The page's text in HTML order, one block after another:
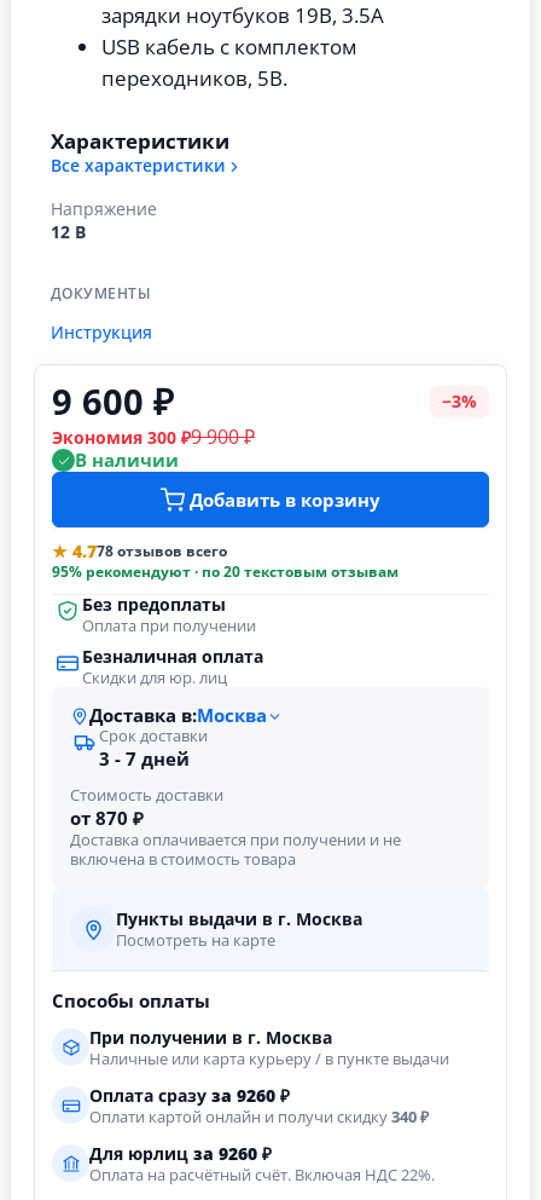
зарядки ноутбуков 19В, 3.5А
USB кабель с комплектом
переходников, 5В.
Характеристики
Все характеристики
Напряжение
12 В
ДОКУМЕНТЫ
Инструкция
9 600 ₽ −3%
9 900 ₽
Экономия 300 ₽
В наличии
Добавить в корзину
★ 4.778 отзывов всего
95% рекомендуют · по 20 текстовым отзывам
Без предоплаты
Оплата при получении
Безналичная оплата
Скидки для юр. лиц
Доставка в:Москва
Срок доставки
3 - 7 дней
Стоимость доставки
от 870 ₽
Доставка оплачивается при получении и не
включена в стоимость товара
Пункты выдачи в г. Москва
Посмотреть на карте
Способы оплаты
При получении в г. Москва
Наличные или карта курьеру / в пункте выдачи
Оплата сразу за 9260 ₽
Оплати картой онлайн и получи скидку340 ₽
Для юрлиц за 9260 ₽
Оплата на расчётный счёт. Включая НДС 22%.